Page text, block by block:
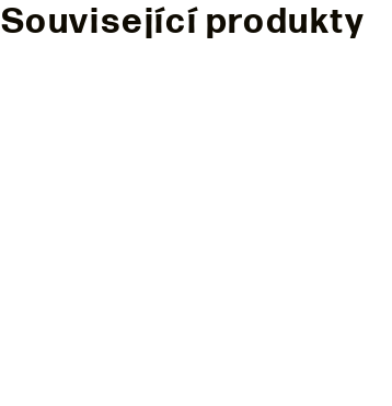
Související produkty